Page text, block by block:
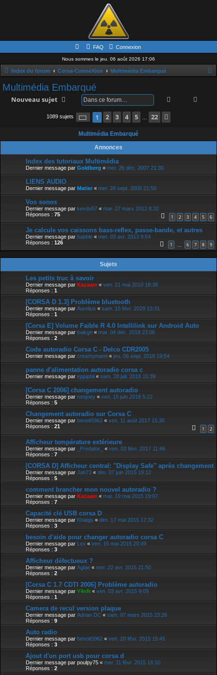
FAQ Connexion
Nous sommes le jeu. 06 août 2026 17:06
Index du forum Corsa-ConneXion Multimédia Embarqué
c
r
Multimédia Embarqué
Nouveau sujet Rechercher
1089 sujets Page 1sur 22
1 2 3 4 5 22
Multimédia Embarqué
Annonces
Index des tutoriaux Multimédia
Dernier message par Goldberg « mer. 26 déc. 2007 21:30
LIENS AUDIO
Dernier message par Matier « mer. 28 sept. 2005 21:50
Vos sonos
Dernier message par kevdu57 « mar. 27 mars 2012 8:32
Réponses : 75 1 2 3 4 5 6
Je calcule vos caissons bass-reflex, passe-bande, et autres
Dernier message par babble « mer. 03 avr. 2013 9:54
Réponses : 126 1 6 7 8 9
Sujets
Les petits truc à savoir
Dernier message par Kazaam « ven. 21 mai 2010 18:38
Réponses : 1
[CORSA D 1.3] Problème bluetooth
Dernier message par Aurelius « sam. 15 févr. 2020 13:31
Réponses : 1
[Corsa E] Volume Faible R 4.0 Intellilink sur Android Auto
Dernier message par loakgn « mar. 04 déc. 2018 23:06
Réponses : 2
Code autoradio Corsa C - Delco CDR2005
Dernier message par creamymami « jeu. 06 sept. 2018 19:54
panne d'alimentation autoradio corsa c
Dernier message par eppiphil « sam. 28 juil. 2018 15:39
[Corsa C 2006] changement autoradio
Dernier message par neojoey « ven. 15 juin 2018 5:22
Réponses : 5
Changement autoradio sur Corsa C
Dernier message par benoit5962 « ven. 11 août 2017 15:30
Réponses : 21 1 2
Afficheur température extérieure
Dernier message par _Predator_ « ven. 03 févr. 2017 11:46
Réponses : 7
[CORSA D] Afficheur central: "Display Safe" après changement
Dernier message par Jah73 « dim. 07 juin 2015 19:12
Réponses : 5
comment brancher mon nouvel autoradio ?
Dernier message par Kazaam « mar. 19 mai 2015 19:07
Réponses : 7
Capacité clé USB corsa D
Dernier message par Khatgs « dim. 17 mai 2015 17:32
Réponses : 3
besoin d'aide pour changer autoradio corsa C
Dernier message par Lex « ven. 15 mai 2015 20:49
Réponses : 3
Afficheur défectueux ?
Dernier message par Aglae « mer. 22 avr. 2015 21:50
Réponses : 2
[Corsa C 1.7 CDTI 2006] Problème autoradio
Dernier message par Y4nN « ven. 03 avr. 2015 9:09
Réponses : 1
Camera de recul version plaque
Dernier message par Adrian DC « sam. 07 mars 2015 23:26
Réponses : 9
Auto radio
Dernier message par benoit5962 « ven. 20 févr. 2015 15:45
Réponses : 3
Ajout d'un port usb pour corsa d
Dernier message par poulpy75 « mer. 11 févr. 2015 16:10
Réponses : 2